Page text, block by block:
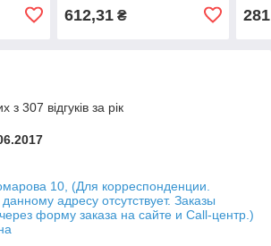
612,31₴
з 307 відгуків за рік
10, (Для корреспонденции.
адресу отсутствует. Заказы
форму заказа на сайте и Call-центр.)